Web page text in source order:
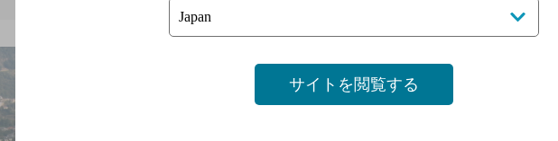
ドナスは80軒の農家からな
ン用のブドウ畑としては非常
生み出す秘訣。各農家が、自
らブドウの世話をしていま
形劇場型になっており、十
サイトを閲覧する